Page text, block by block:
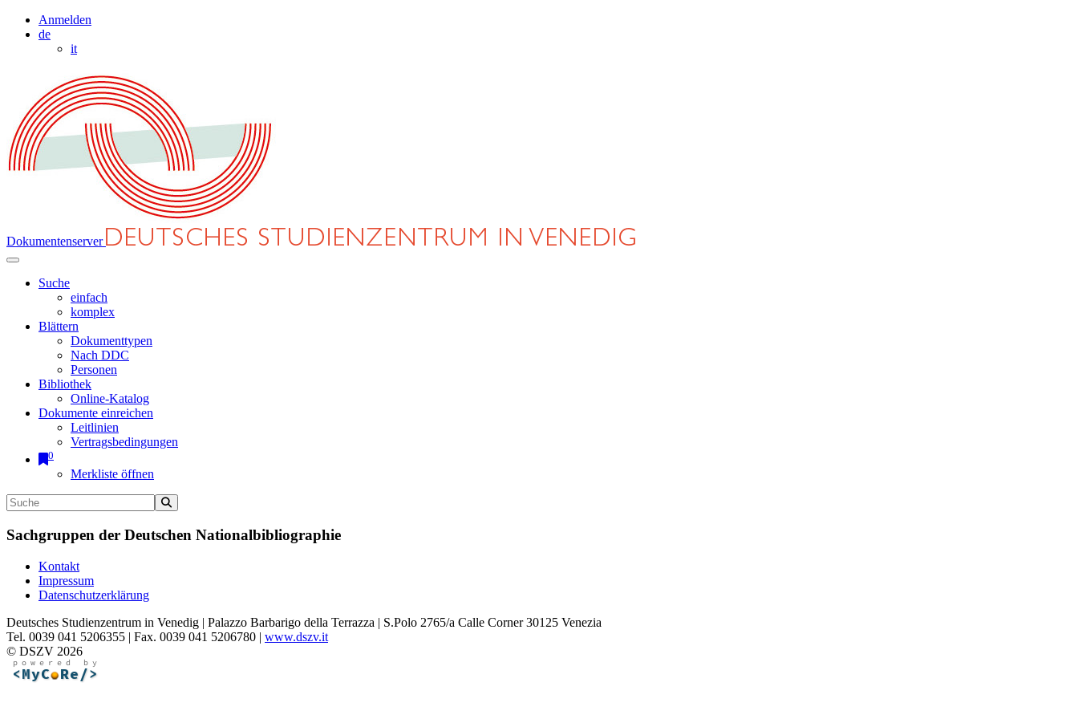
Anmelden
de
it
Dokumentenserver
Suche
einfach
komplex
Blättern
Dokumenttypen
Nach DDC
Personen
Bibliothek
Online-Katalog
Dokumente einreichen
Leitlinien
Vertragsbedingungen
0
Merkliste öffnen
Sachgruppen der Deutschen Nationalbibliographie
Kontakt
Impressum
Datenschutzerklärung
Deutsches Studienzentrum in Venedig | Palazzo Barbarigo della Terrazza | S.Polo 2765/a Calle Corner 30125 Venezia
Tel. 0039 041 5206355 | Fax. 0039 041 5206780 | www.dszv.it
© DSZV 2026